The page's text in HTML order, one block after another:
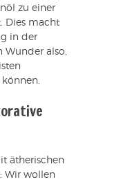
zu einer
Dies macht
in der
Wunder also,
ätherischen
Wir wollen